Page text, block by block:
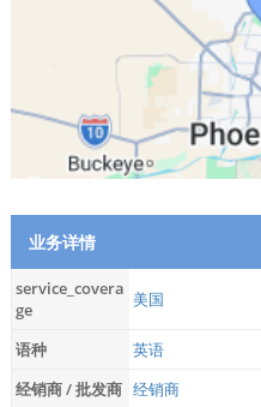
业务详情
service_covera
ge
美国
语种
英语
经销商 / 批发商 经销商